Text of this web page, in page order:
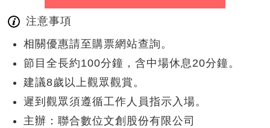
注意事項
相關優惠請至購票網站查詢。
節目全長約100分鐘，含中場休息20分鐘。
建議8歲以上觀眾觀賞。
遲到觀眾須遵循工作人員指示入場。
主辦：聯合數位文創股份有限公司